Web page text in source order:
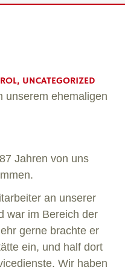
, UNCATEGORIZED
unserem ehemaligen
Jahren von uns
an unserer
war im Bereich der
gerne brachte er
ein, und half dort
Wir haben